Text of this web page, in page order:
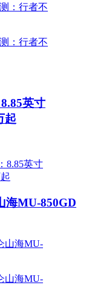
英寸
起
海MU-850GD